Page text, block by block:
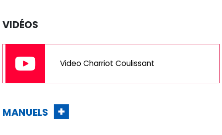
VIDÉOS
Video Charriot Coulissant
MANUELS